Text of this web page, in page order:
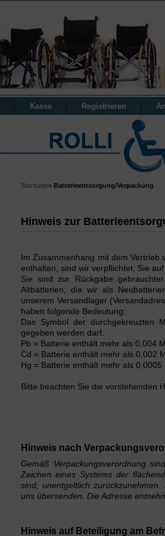
Kasse Registrieren
Startseite» Batterieentsorgung/Verpackung
Hinweis zur
Im Zusammenhang mit dem
enthalten, sind wir verpflichtet, Sie
Sie sind zur Rückgabe
Altbatterien, die wir als
unserem Versandlager
haben folgende Bedeutung:
Das Symbol der durchgekreuzten
gegeben werden darf.
Pb = Batterie enthält mehr als 0,004
Cd = Batterie enthält mehr als 0,002
Hg = Batterie enthält mehr als 0,0005
Bitte beachten Sie die vorstehenden
Hinweis nach
Gemäß Verpackungsverordnung
Zeichen eines Systems der
sind, unentgeltlich
uns übersenden. Die Adresse
Hinweis auf Beteiligung am